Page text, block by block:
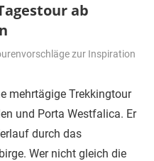
ab
zur Inspiration
mehrtägige Trekkingtour
und Porta Westfalica. Er
durch das
Wer nicht gleich die